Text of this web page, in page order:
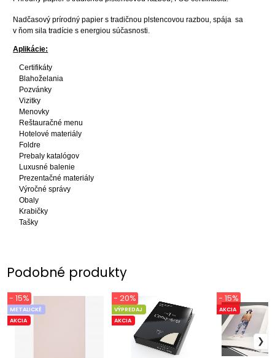
Nadčasový prírodný papier s tradičnou plstencovou razbou, spája sa
v ňom sila tradície s energiou súčasnosti.
Aplikácie:
Certifikáty
Blahoželania
Pozvánky
Vizitky
Menovky
Reštauračné menu
Hotelové materiály
Foldre
Prebaly katalógov
Luxusné balenie
Prezentačné materiály
Výročné správy
Obaly
Krabičky
Tašky
Podobné produkty
METALICKÉ
AKCIA
- 15%
VÝPREDAJ
AKCIA
- 20%
AKCIA
- 15%